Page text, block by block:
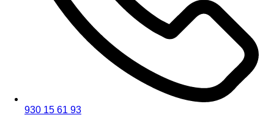
930 15 61 93